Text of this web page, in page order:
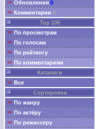
Обновления 0
Комментарии 0
Top 100
По просмотрам
По голосам
По рейтингу
По комментариям
Каталоги
Все
Сортировка
По жанру
По актёру
По режиссеру